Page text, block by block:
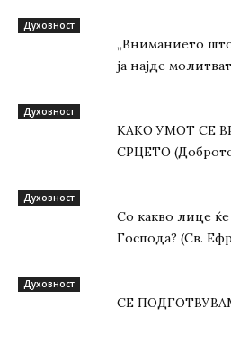
Духовност
„Вниманието
jа најде
Духовност
КАКО УМОТ СЕ
СРЦЕТО
Духовност
Со какво лице
Господа? (Св.
Духовност
СЕ